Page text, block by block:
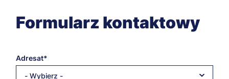
Formularz kontaktowy
Adresat
- Wybierz -